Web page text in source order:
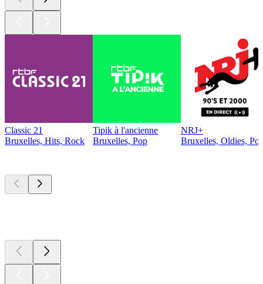
Classic 21
Bruxelles, Hits, Rock
Tipik à l'ancienne
Bruxelles, Pop
NRJ+
Bruxelles, Oldies,